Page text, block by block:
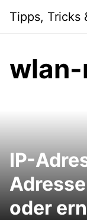
content
Tipps, Tricks
IP-
oder